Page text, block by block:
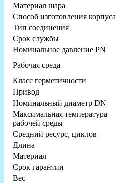
Материал шара
Способ изготовления корпуса
Тип соединения
Срок службы
Номинальное давление PN
Рабочая среда
Класс герметичности
Привод
Номинальный диаметр DN
Максимальная температура
рабочей среды
Средний ресурс, циклов
Длина
Материал
Срок гарантии
Вес